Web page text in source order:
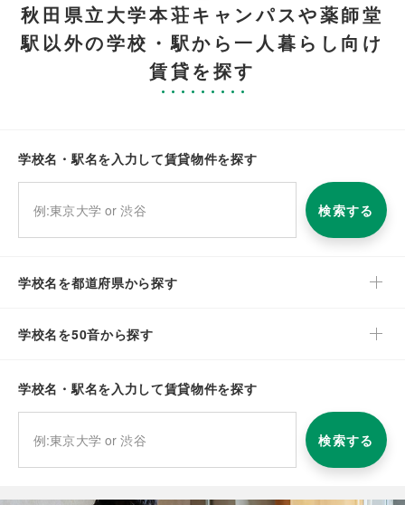
秋田県立大学本荘キャンパスや薬師堂
駅以外の学校・駅から一人暮らし向け
賃貸を探す
学校名・駅名を入力して賃貸物件を探す
検索する
学校名を都道府県から探す
学校名を50音から探す
学校名・駅名を入力して賃貸物件を探す
検索する